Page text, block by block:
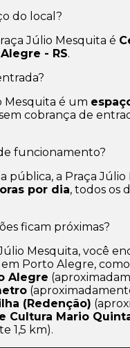
do local?
Júlio Mesquita é
- RS.
Mesquita é um
cobrança de
funcionamento?
pública, a Praça Júlio
por dia, todos os
ficam próximas?
Mesquita, você
Porto Alegre,
Alegre
(Redenção)
Cultura Mario
1,5 km).